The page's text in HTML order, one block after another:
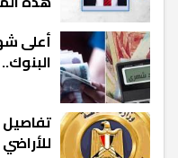
أعلى
تفاصيل